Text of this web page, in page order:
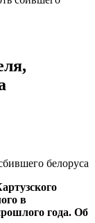
в
года. Об